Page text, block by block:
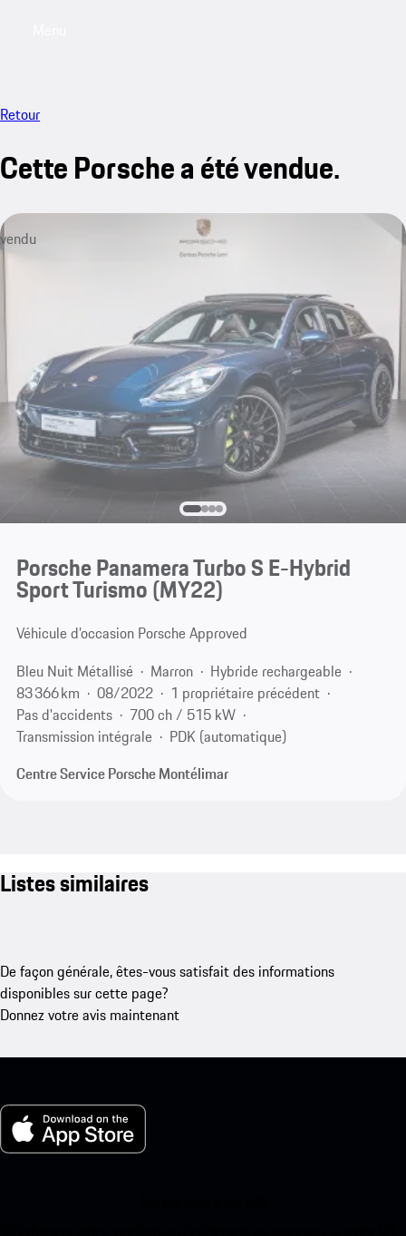
Retour
Cette Porsche a été vendue.
vendu
Porsche Panamera Turbo S E-Hybrid
Sport Turismo (MY22)
Véhicule d’occasion Porsche Approved
Bleu Nuit Métallisé
Marron
Hybride rechargeable
83 366 km
08/2022
1 propriétaire précédent
Pas d'accidents
700 ch / 515 kW
Transmission intégrale
PDK (automatique)
Centre Service Porsche Montélimar
Listes similaires
De façon générale, êtes-vous satisfait des informations
disponibles sur cette page?
Donnez votre avis maintenant